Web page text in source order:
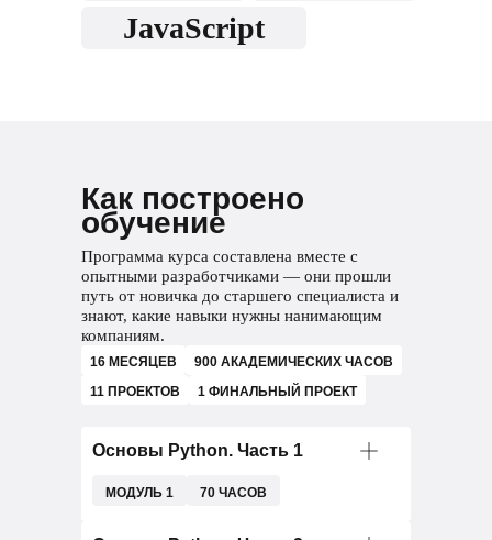
JavaScript
Как построено
обучение
Программа курса составлена вместе с
опытными разработчиками — они прошли
путь от новичка до старшего специалиста и
знают, какие навыки нужны нанимающим
компаниям.
16 МЕСЯЦЕВ
900 АКАДЕМИЧЕСКИХ ЧАСОВ
11 ПРОЕКТОВ
1 ФИНАЛЬНЫЙ ПРОЕКТ
Основы Python. Часть 1
МОДУЛЬ 1 70 ЧАСОВ